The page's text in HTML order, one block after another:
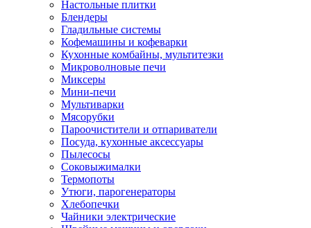
Настольные плитки
Блендеры
Гладильные системы
Кофемашины и кофеварки
Кухонные комбайны, мультитезки
Микроволновые печи
Миксеры
Мини-печи
Мультиварки
Мясорубки
Пароочистители и отпариватели
Посуда, кухонные аксессуары
Пылесосы
Соковыжималки
Термопоты
Утюги, парогенераторы
Хлебопечки
Чайники электрические